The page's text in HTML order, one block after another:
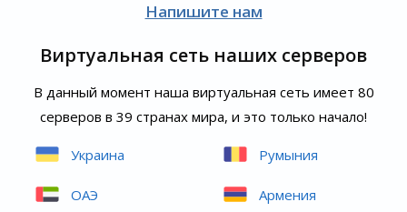
Напишите нам
Виртуальная сеть наших серверов
В данный момент наша виртуальная сеть имеет 80
серверов в 39 странах мира, и это только начало!
Украина Румыния
ОАЭ Армения